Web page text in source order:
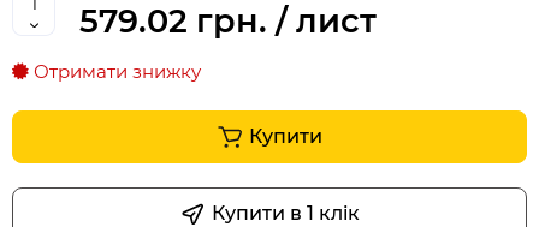
579.02 грн. / лист
Отримати знижку
Купити
Купити в 1 клiк